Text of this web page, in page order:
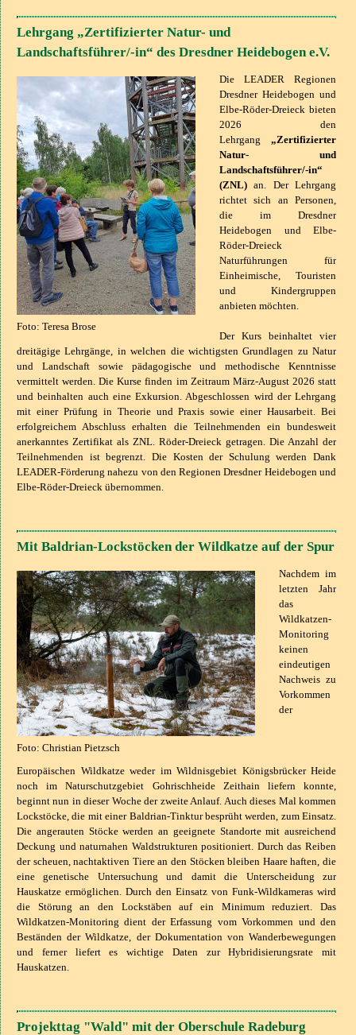
Lehrgang „Zertifizierter Natur- und
Landschaftsführer/-in“ des Dresdner Heidebogen e.V.
Foto: Teresa Brose
Die LEADER Regionen
Dresdner Heidebogen und
Elbe-Röder-Dreieck bieten
2026 den
Lehrgang „Zertifizierter
Natur- und
Landschaftsführer/-in“
(ZNL)an. Der Lehrgang
richtet sich an Personen,
die im Dresdner
Heidebogen und Elbe-
Röder-Dreieck
Naturführungen für
Einheimische, Touristen
und Kindergruppen
anbieten möchten.
Der Kurs beinhaltet vier
dreitägige Lehrgänge, in welchen die wichtigsten Grundlagen zu Natur
und Landschaft sowie pädagogische und methodische Kenntnisse
vermittelt werden. Die Kurse finden im Zeitraum März-August 2026 statt
und beinhalten auch eine Exkursion. Abgeschlossen wird der Lehrgang
mit einer Prüfung in Theorie und Praxis sowie einer Hausarbeit. Bei
erfolgreichem Abschluss erhalten die Teilnehmenden ein bundesweit
anerkanntes Zertifikat als ZNL. Röder-Dreieck getragen. Die Anzahl der
Teilnehmenden ist begrenzt. Die Kosten der Schulung werden Dank
LEADER-Förderung nahezu von den Regionen Dresdner Heidebogen und
Elbe-Röder-Dreieck übernommen.
Mit Baldrian-Lockstöcken der Wildkatze auf der Spur
Foto: Christian Pietzsch
Nachdem im
letzten Jahr
das
Wildkatzen-
Monitoring
keinen
eindeutigen
Nachweis zu
Vorkommen
der
Europäischen Wildkatze weder im Wildnisgebiet Königsbrücker Heide
noch im Naturschutzgebiet Gohrischheide Zeithain liefern konnte,
beginnt nun in dieser Woche der zweite Anlauf. Auch dieses Mal kommen
Lockstöcke, die mit einer Baldrian-Tinktur besprüht werden, zum Einsatz.
Die angerauten Stöcke werden an geeignete Standorte mit ausreichend
Deckung und naturnahen Waldstrukturen positioniert. Durch das Reiben
der scheuen, nachtaktiven Tiere an den Stöcken bleiben Haare haften, die
eine genetische Untersuchung und damit die Unterscheidung zur
Hauskatze ermöglichen. Durch den Einsatz von Funk-Wildkameras wird
die Störung an den Lockstäben auf ein Minimum reduziert. Das
Wildkatzen-Monitoring dient der Erfassung vom Vorkommen und den
Beständen der Wildkatze, der Dokumentation von Wanderbewegungen
und ferner liefert es wichtige Daten zur Hybridisierungsrate mit
Hauskatzen.
Projekttag "Wald" mit der Oberschule Radeburg